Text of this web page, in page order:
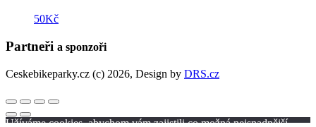
50Kč
Partneři a sponzoři
Ceskebikeparky.cz (c) 2026, Design by DRS.cz
Užíváme cookies, abychom vám zajistili co možná nejsnadnější